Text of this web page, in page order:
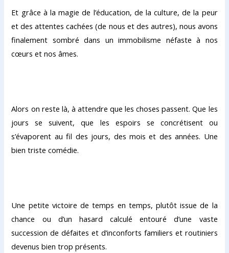
Et grâce à la magie de l’éducation, de la culture, de la peur
et des attentes cachées (de nous et des autres), nous avons
finalement sombré dans un immobilisme néfaste à nos
cœurs et nos âmes.
Alors on reste là, à attendre que les choses passent. Que les
jours se suivent, que les espoirs se concrétisent ou
s’évaporent au fil des jours, des mois et des années. Une
bien triste comédie.
Une petite victoire de temps en temps, plutôt issue de la
chance ou d’un hasard calculé entouré d’une vaste
succession de défaites et d’inconforts familiers et routiniers
devenus bien trop présents.